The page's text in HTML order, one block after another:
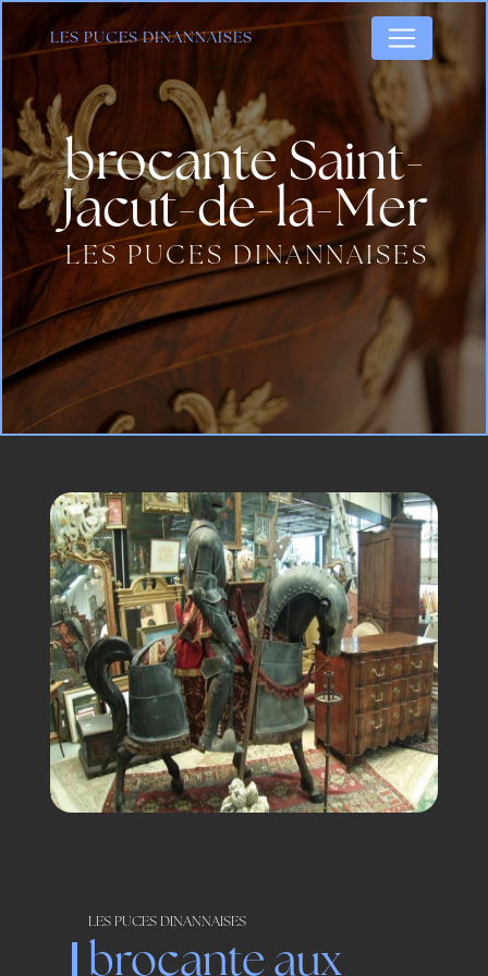
LES PUCES DINANNAISES
brocante Saint-
Jacut-de-la-Mer
LES PUCES DINANNAISES
LES PUCES DINANNAISES
brocante aux
Panneau de gestion des cookies